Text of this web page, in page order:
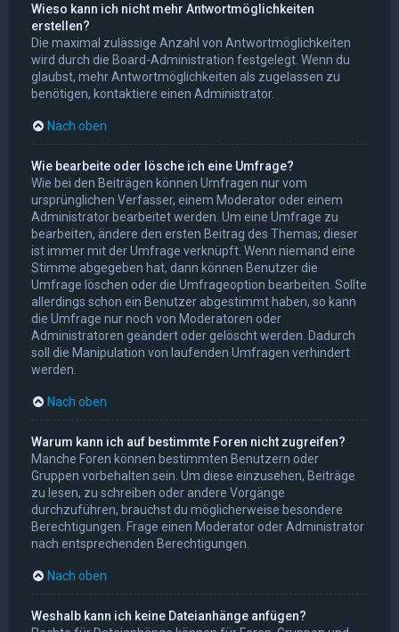
Wieso kann ich nicht mehr Antwortmöglichkeiten
erstellen?
Die maximal zulässige Anzahl von Antwortmöglichkeiten
wird durch die Board-Administration festgelegt. Wenn du
glaubst, mehr Antwortmöglichkeiten als zugelassen zu
benötigen, kontaktiere einen Administrator.
Nach oben
Wie bearbeite oder lösche ich eine Umfrage?
Wie bei den Beiträgen können Umfragen nur vom
ursprünglichen Verfasser, einem Moderator oder einem
Administrator bearbeitet werden. Um eine Umfrage zu
bearbeiten, ändere den ersten Beitrag des Themas; dieser
ist immer mit der Umfrage verknüpft. Wenn niemand eine
Stimme abgegeben hat, dann können Benutzer die
Umfrage löschen oder die Umfrageoption bearbeiten. Sollte
allerdings schon ein Benutzer abgestimmt haben, so kann
die Umfrage nur noch von Moderatoren oder
Administratoren geändert oder gelöscht werden. Dadurch
soll die Manipulation von laufenden Umfragen verhindert
werden.
Nach oben
Warum kann ich auf bestimmte Foren nicht zugreifen?
Manche Foren können bestimmten Benutzern oder
Gruppen vorbehalten sein. Um diese einzusehen, Beiträge
zu lesen, zu schreiben oder andere Vorgänge
durchzuführen, brauchst du möglicherweise besondere
Berechtigungen. Frage einen Moderator oder Administrator
nach entsprechenden Berechtigungen.
Nach oben
Weshalb kann ich keine Dateianhänge anfügen?